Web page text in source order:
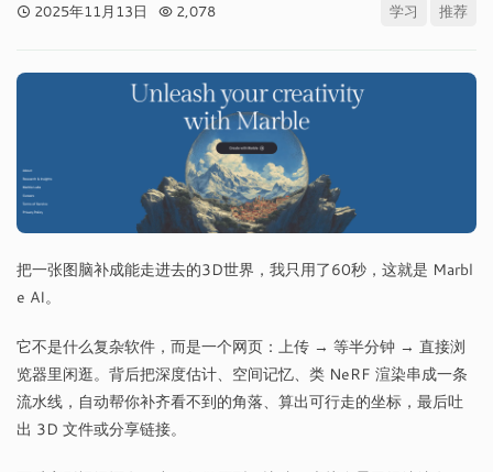
2025年11月13日 2,078 学习 推荐
把一张图脑补成能走进去的3D世界，我只用了60秒，这就是 Marbl
e AI。
它不是什么复杂软件，而是一个网页：上传 → 等半分钟 → 直接浏
览器里闲逛。背后把深度估计、空间记忆、类 NeRF 渲染串成一条
流水线，自动帮你补齐看不到的角落、算出可行走的坐标，最后吐
出 3D 文件或分享链接。